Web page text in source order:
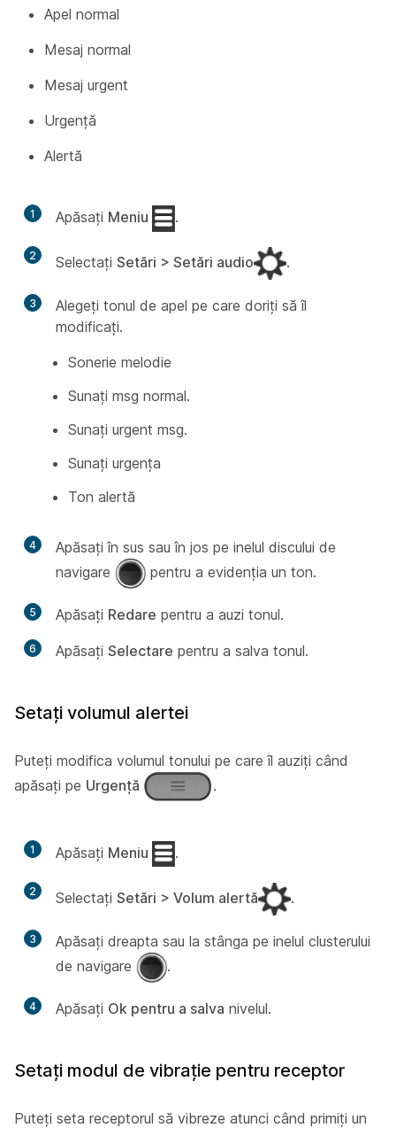
Apel normal
Mesaj normal
Mesaj urgent
Urgență
Alertă
1 Apăsați Meniu .
2 Selectați Setări > Setări audio .
3
Alegeți tonul de apel pe care doriți să îl
modificați.
Sonerie melodie
Sunați msg normal.
Sunați urgent msg.
Sunați urgența
Ton alertă
4
Apăsați în sus sau în jos pe inelul discului de
navigare
pentru a evidenția un ton.
5 Apăsați Redare pentru a auzi tonul.
6 Apăsați Selectare pentru a salva tonul.
Setați volumul alertei
Puteți modifica volumul tonului pe care îl auziți când
apăsați pe Urgență .
1 Apăsați Meniu .
2 Selectați Setări > Volum alertă .
3
Apăsați dreapta sau la stânga pe inelul clusterului
de navigare
.
4 Apăsați Ok pentru a salva nivelul.
Setați modul de vibrație pentru receptor
Puteți seta receptorul să vibreze atunci când primiți un